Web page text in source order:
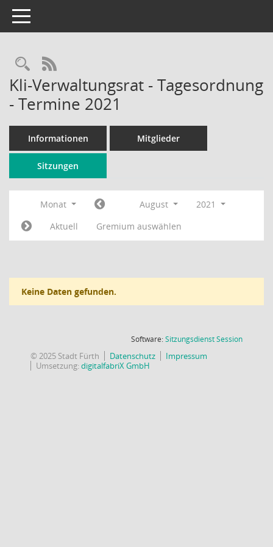
Toggle navigation
Rechercheauswahl
RSS-Feed
Kli-Verwaltungsrat - Tagesordnung
- Termine 2021
Informationen Mitglieder
Sitzungen
Monat August
2021
Aktuell
Gremium auswählen
Keine Daten gefunden.
Software:SitzungsdienstSession(Wird in
© 2025 Stadt Fürth Datenschutz
Impressum
Umsetzung:digitalfabriX GmbH